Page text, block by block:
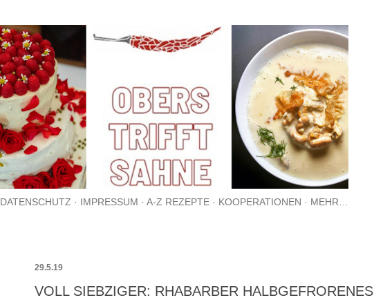
DATENSCHUTZ IMPRESSUM A-Z REZEPTE KOOPERATIONEN MEHR…
29.5.19
VOLL SIEBZIGER: RHABARBER HALBGEFRORENES